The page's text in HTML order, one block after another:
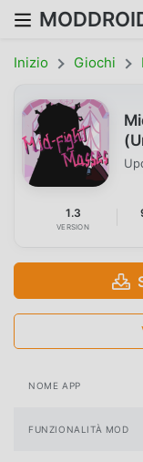
Inizio Giochi
1.3
VERSION
NOME APP
FUNZIONALITÀ MOD